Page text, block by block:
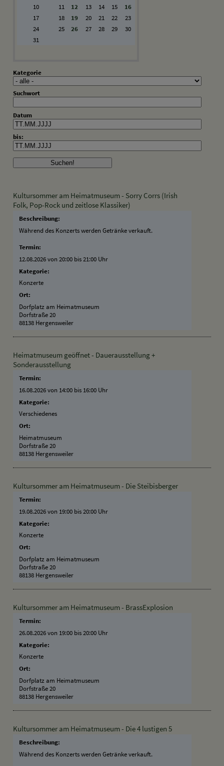
10
11 12 13 14 15
16
17
18 19 20 21 22
23
24
25 26 27 28 29
30
31
Kategorie
Suchwort
Datum
bis:
Kultursommer am Heimatmuseum - Sorry Corrs (Irish
Folk, Pop-Rock und zeitlose Klassiker)
Beschreibung:
Während des Konzerts werden Getränke verkauft.
Termin:
12.08.2026 von 20:00 bis 21:00 Uhr
Kategorie:
Konzerte
Ort:
Dorfplatz am Heimatmuseum
Dorfstraße 20
88138 Hergensweiler
Heimatmuseum geöffnet - Dauerausstellung +
Sonderausstellung
Termin:
16.08.2026 von 14:00 bis 16:00 Uhr
Kategorie:
Verschiedenes
Ort:
Heimatmuseum
Dorfstraße 20
88138 Hergensweiler
Kultursommer am Heimatmuseum - Die Steibisberger
Termin:
19.08.2026 von 19:00 bis 20:00 Uhr
Kategorie:
Konzerte
Ort:
Dorfplatz am Heimatmuseum
Dorfstraße 20
88138 Hergensweiler
Kultursommer am Heimatmuseum - BrassExplosion
Termin:
26.08.2026 von 19:00 bis 20:00 Uhr
Kategorie:
Konzerte
Ort:
Dorfplatz am Heimatmuseum
Dorfstraße 20
88138 Hergensweiler
Kultursommer am Heimatmuseum - Die 4 lustigen 5
Beschreibung:
Während des Konzerts werden Getränke verkauft.